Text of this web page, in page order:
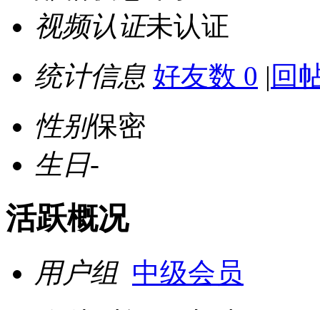
视频认证未认证
统计信息 好友数 0 | 回
性别保密
生日-
活跃概况
用户组 中级会员